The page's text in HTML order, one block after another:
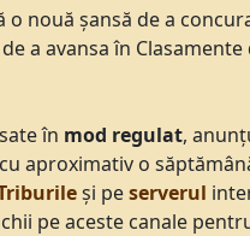
o nouă șansă de a
a avansa în
în mod regulat,
aproximativ o
și peserverul
pe aceste canale